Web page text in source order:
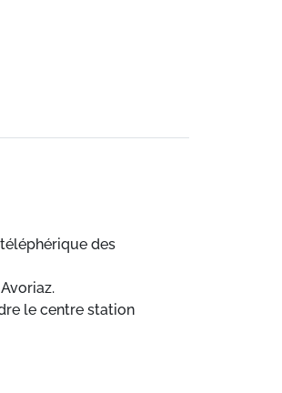
des
le centre station
le nom fait référence